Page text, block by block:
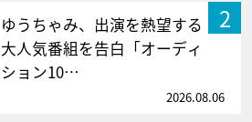
2
ゆうちゃみ、出演を熱望する
大人気番組を告白「オーディ
ション10…
2026.08.06